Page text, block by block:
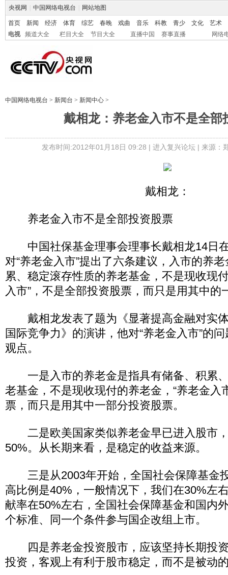
央视网 中国网络电视台 网站地图
首页 新闻 经济 体育 综艺 春晚 戏曲 音乐 科教 青少 文化
艺术
电视
频道大全 栏目大全 节目大全 直播中国 赛事直播 网络
中国网络电视台 > 新闻台 > 新闻中心 >
戴相龙：养老金入市不是全部
发布时间:2012年01月18日 09:28 | 进入复兴论坛| 来源：
戴相龙：
养老金入市不是全部投资股票
中国社保基金理事会理事长戴相龙14日
对“养老金入市”提出了六条建议，入市的养
累、稳定滚存性质的养老基金，不是现收现
入市”，不是全部投资股票，而只是用其中的
戴相龙发表了题为《显著提高金融对实
国际竞争力》的演讲，他对“养老金入市”的
观点。
一是入市的养老金是指具有储备、积累
老基金，不是现收现付的养老金，“养老金入
票，而只是用其中一部分投资股票。
二是欧美国家类似养老金早已进入股市
50%。从长期来看，是稳定的收益来源。
三是从2003年开始，全国社会保障基金
高比例是40%，一般情况下，我们在30%左
献率在50%左右，全国社会保障基金和国内
个标准、同一个条件参与国企改组上市。
四是养老金投资股市，应该坚持长期投
投资，客观上有利于股市稳定，而不是被动